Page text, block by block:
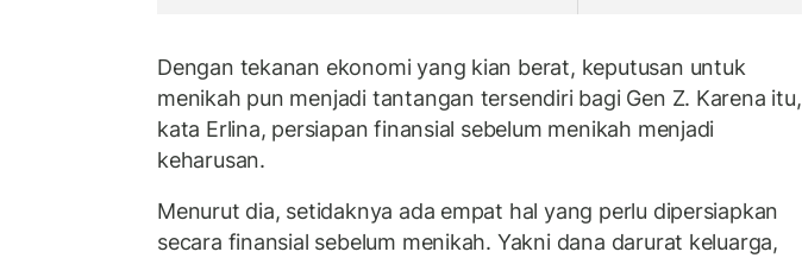
Dengan tekanan ekonomi yang kian berat, keputusan untuk
menikah pun menjadi tantangan tersendiri bagi Gen Z. Karena itu,
kata Erlina, persiapan finansial sebelum menikah menjadi
keharusan.
Menurut dia, setidaknya ada empat hal yang perlu dipersiapkan
secara finansial sebelum menikah. Yakni dana darurat keluarga,